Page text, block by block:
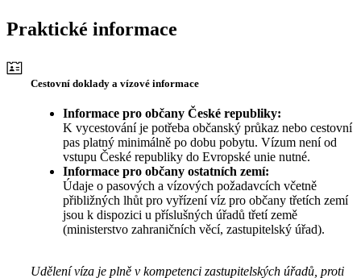
Praktické informace
Cestovní doklady a vízové informace
Informace pro občany České republiky:
K vycestování je potřeba občanský průkaz nebo cestovní
pas platný minimálně po dobu pobytu. Vízum není od
vstupu České republiky do Evropské unie nutné.
Informace pro občany ostatních zemí:
Údaje o pasových a vízových požadavcích včetně
přibližných lhůt pro vyřízení víz pro občany třetích zemí
jsou k dispozici u příslušných úřadů třetí země
(ministerstvo zahraničních věcí, zastupitelský úřad).
Udělení víza je plně v kompetenci zastupitelských úřadů, proti